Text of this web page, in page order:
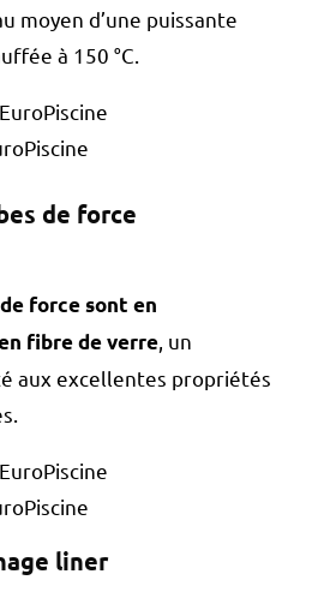
moyen d’une puissante
à 150 °C.
de force
force sont en
fibre de verre, un
aux excellentes propriétés
liner